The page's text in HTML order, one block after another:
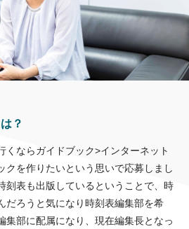
？
くならガイドブック>インターネット
クを作りたいという思いで応募しまし
刻表も出版しているということで、時
だろうと気になり時刻表編集部を希
集部に配属になり、現在編集長となっ